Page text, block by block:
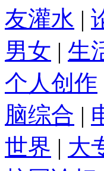
友灌水 |
男女 | 生
个人创作
脑综合 |
世界 | 大